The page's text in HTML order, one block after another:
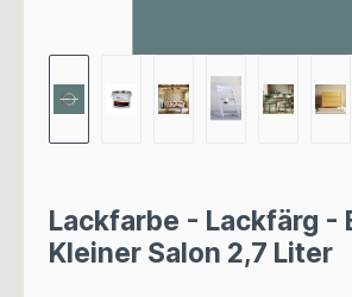
Lackfarbe - Lackfärg -
Kleiner Salon 2,7 Liter